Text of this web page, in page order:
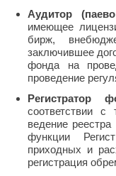
Аудитор
имеющее
бирж,
заключившее
фонда на
проведение
Регистратор
соответствии
ведение
функции
приходных и
регистрация